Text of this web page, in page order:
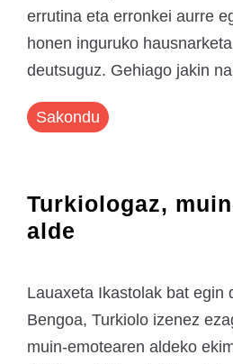
errutina eta erronkei aurre
honen inguruko
deutsuguz. Gehiago jakin
Sakondu
Turkiologaz,
alde
Lauaxeta Ikastolak bat egin
Bengoa, Turkiolo izenez
muin-emotearen aldeko